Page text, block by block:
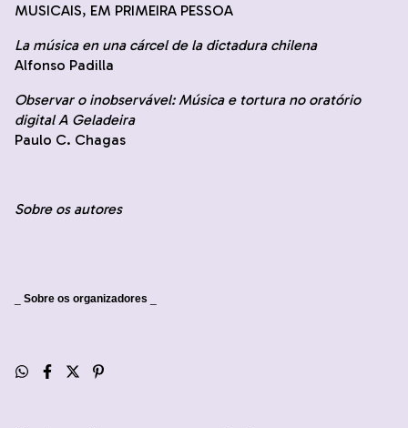
MUSICAIS, EM PRIMEIRA PESSOA
La música en una cárcel de la dictadura chilena
Alfonso Padilla
Observar o inobservável: Música e tortura no oratório
digital A Geladeira
Paulo C. Chagas
Sobre os autores
Sobre os organizadores